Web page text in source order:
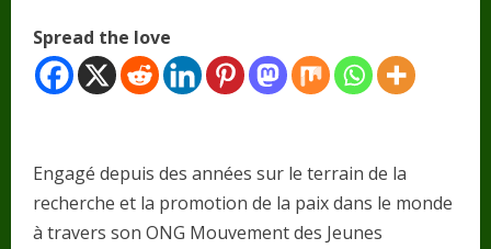
Spread the love
Engagé depuis des années sur le terrain de la
recherche et la promotion de la paix dans le monde
à travers son ONG Mouvement des Jeunes